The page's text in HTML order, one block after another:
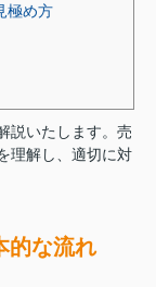
極め方
説いたします。売
理解し、適切に対
的な流れ